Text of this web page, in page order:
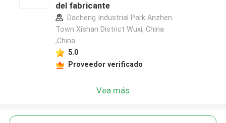
del fabricante
Dacheng Industrial Park Anzhen
Town Xishan District Wuxi, China
,China
5.0
Proveedor verificado
Vea más